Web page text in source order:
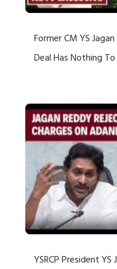
Former CM YS
Deal Has Nothing
YSRCP President